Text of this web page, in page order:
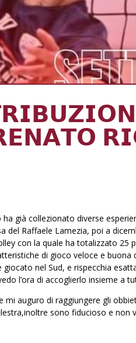
già collezionato diverse
del Raffaele Lamezia, poi a
con la quale ha totalizzato 25
di gioco veloce e buona
nel Sud, e rispecchia
l’ora di accoglierlo insieme a
auguro di raggiungere gli
sono fiducioso e non